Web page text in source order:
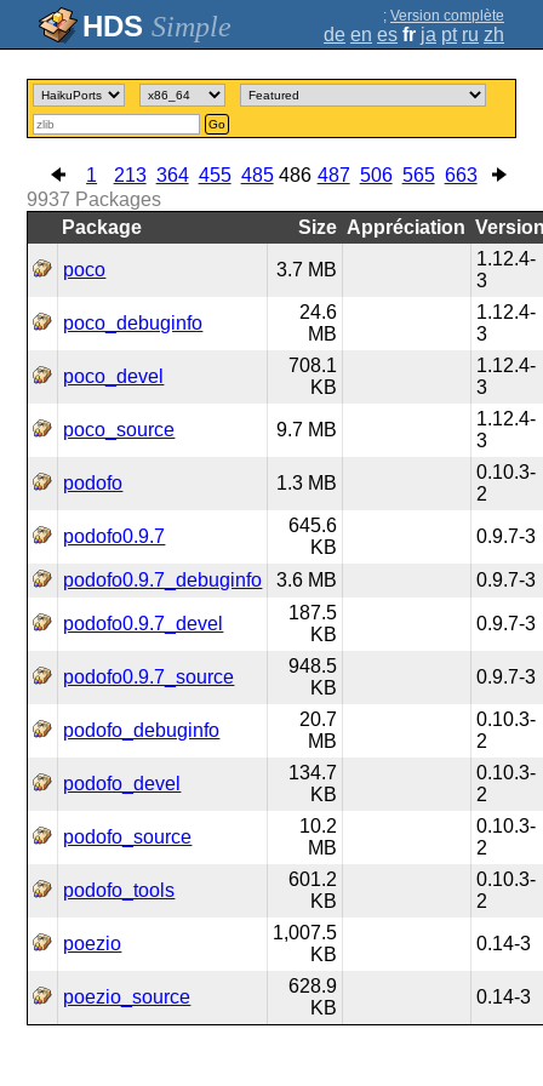
Simple ; Version complète
de en es fr ja pt ru zh
Go
1 213 364 455 485 486 487 506 565 663
9937 Packages
Package
Size Appréciation
poco 3.7 MB
1.12.4-
3
poco_debuginfo
24.6
MB
1.12.4-
3
poco_devel
708.1
KB
1.12.4-
3
poco_source 9.7 MB
1.12.4-
3
podofo 1.3 MB
0.10.3-
2
podofo0.9.7
645.6
KB
0.9.7-3
podofo0.9.7_debuginfo 3.6 MB 0.9.7-3
podofo0.9.7_devel
187.5
KB
0.9.7-3
podofo0.9.7_source
948.5
KB
0.9.7-3
podofo_debuginfo
20.7
MB
0.10.3-
2
podofo_devel
134.7
KB
0.10.3-
2
podofo_source
10.2
MB
0.10.3-
2
podofo_tools
601.2
KB
0.10.3-
2
poezio
1,007.5
KB
0.14-3
poezio_source
628.9
KB
0.14-3